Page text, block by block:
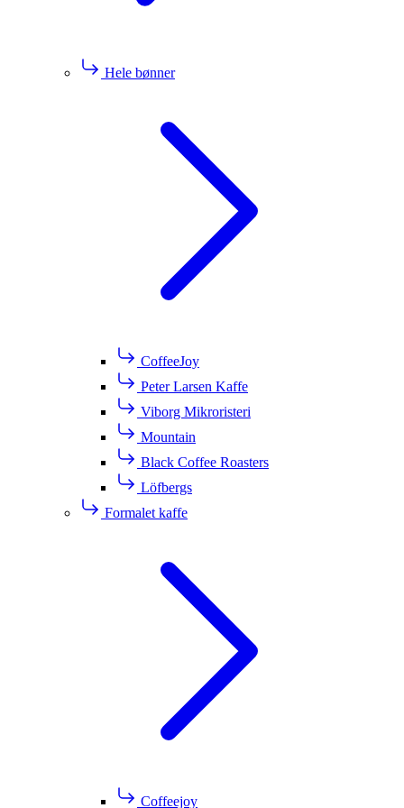
Hele bønner
CoffeeJoy
Peter Larsen Kaffe
Viborg Mikroristeri
Mountain
Black Coffee Roasters
Löfbergs
Formalet kaffe
Coffeejoy